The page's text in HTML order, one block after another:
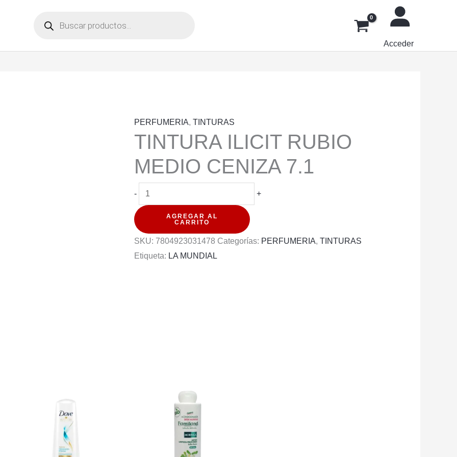
productos
Acceder
PERFUMERIA,TINTURAS
TINTURA ILICIT RUBIO
MEDIO CENIZA 7.1
-
TINTURA
ILICIT
MEDIO
+
AGREGAR AL
CARRITO
SKU: 7804923031478 Categorías: PERFUMERIA,TINTURAS
Etiqueta: LA MUNDIAL